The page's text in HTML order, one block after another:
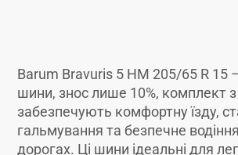
Barum Bravuris 5 HM 205/65 R 15 –
шини, знос лише 10%, комплект
забезпечують комфортну їзду,
гальмування та безпечне
дорогах. Ці шини ідеальні для